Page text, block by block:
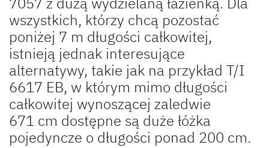
wszystkich, którzy chcą pozostać
poniżej 7 m długości całkowitej,
istnieją jednak interesujące
alternatywy, takie jak na przykład T/I
6617 EB, w którym mimo długości
całkowitej wynoszącej zaledwie
671 cm dostępne są duże łóżka
pojedyncze o długości ponad 200 cm.